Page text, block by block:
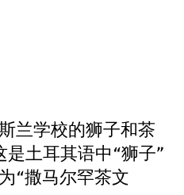
兰学校的狮子和茶
土耳其语中“狮子”
“撒马尔罕茶文